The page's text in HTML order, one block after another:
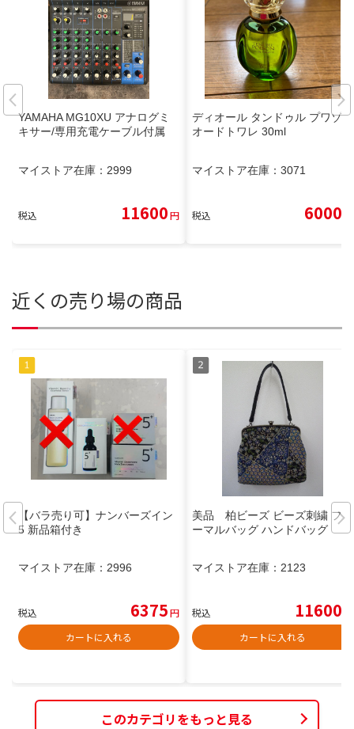
YAMAHA MG10XU アナログミ
キサー/専用充電ケーブル付属
マイストア在庫： 2999
税込 11600円
ディオール タンドゥル プワゾン
オードトワレ 30ml
マイストア在庫： 3071
税込 6000
近くの売り場の商品
【バラ売り可】ナンバーズイン
5 新品箱付き
マイストア在庫： 2996
税込 6375円
カートに入れる
美品 柏ビーズ ビーズ刺繍 フォ
ーマルバッグ ハンドバッグ
マイストア在庫： 2123
税込 11600
カートに入れる
このカテゴリをもっと見る